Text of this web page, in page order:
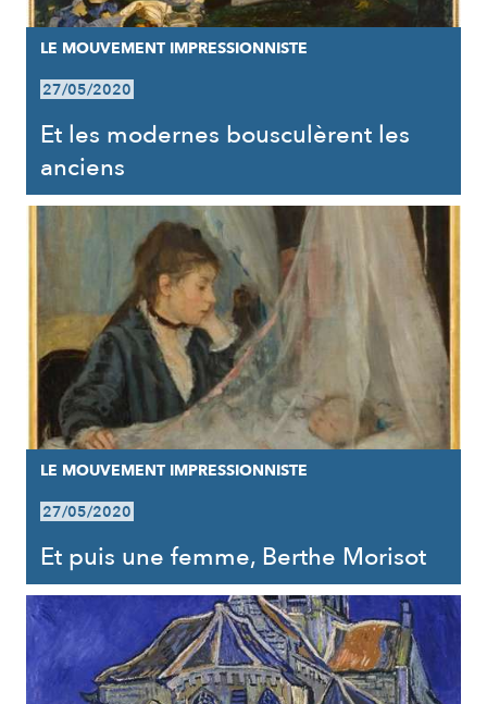
LE MOUVEMENT IMPRESSIONNISTE
27/05/2020
Et les modernes bousculèrent les
anciens
LE MOUVEMENT IMPRESSIONNISTE
27/05/2020
Et puis une femme, Berthe Morisot